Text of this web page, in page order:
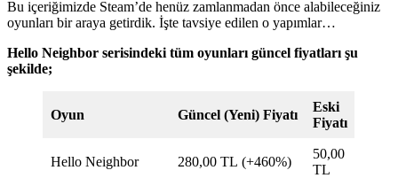
Bu içeriğimizde Steam’de henüz zamlanmadan önce alabileceğiniz
oyunları bir araya getirdik. İşte tavsiye edilen o yapımlar…
Hello Neighbor serisindeki tüm oyunları güncel fiyatları şu
şekilde;
Oyun Güncel (Yeni) Fiyatı
Eski
Fiyatı
Hello Neighbor 280,00 TL (+460%)
50,00
TL